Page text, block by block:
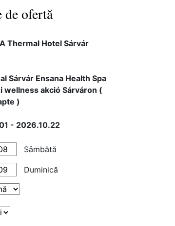
de ofertă
Thermal Hotel Sárvár
Sárvár Ensana Health Spa
wellness akció Sárváron (
)
- 2026.10.22
Sâmbătă
Duminică